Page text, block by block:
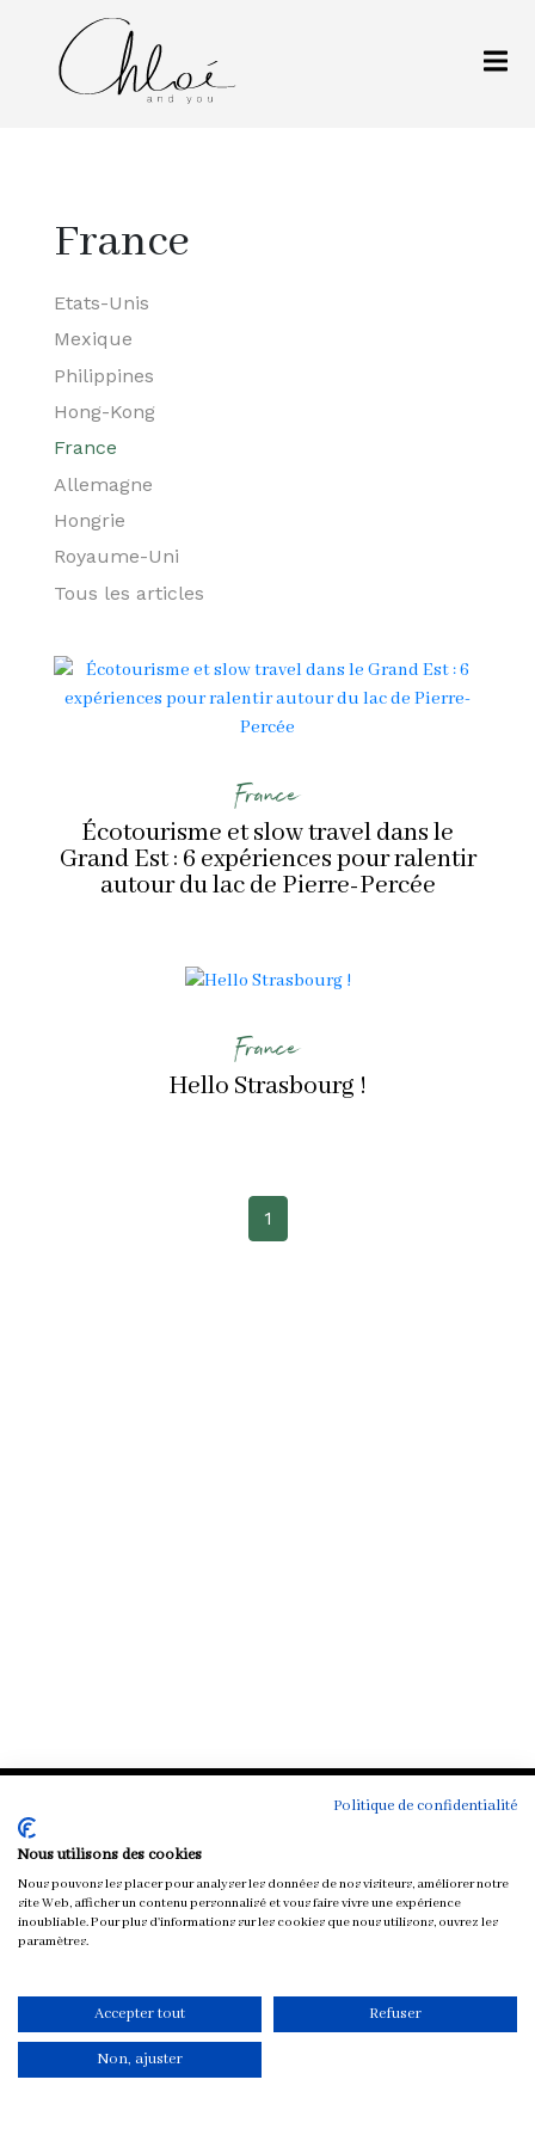
France
Etats-Unis
Mexique
Philippines
Hong-Kong
France
Allemagne
Hongrie
Royaume-Uni
Tous les articles
France
Écotourisme et slow travel dans le
Grand Est : 6 expériences pour ralentir
autour du lac de Pierre-Percée
France
Hello Strasbourg !
1
Toutes mes recettes végétariennes
Petit-déjeuner
Mise en bouche
Sauce
Dessert et Goûter
Politique de confidentialité
Nous utilisons des cookies
Nous pouvons les placer pour analyser les données de nos visiteurs, améliorer notre
site Web, afficher un contenu personnalisé et vous faire vivre une expérience
inoubliable. Pour plus d'informations sur les cookies que nous utilisons, ouvrez les
paramètres.
Accepter tout Refuser
Non, ajuster